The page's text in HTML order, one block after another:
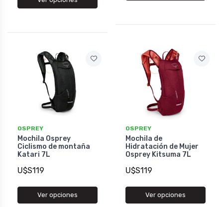
OSPREY
Mochila Osprey
Ciclismo de montaña
Katari 7L
U$S119
Ver opciones
OSPREY
Mochila de
Hidratación de Mujer
Osprey Kitsuma 7L
U$S119
Ver opciones